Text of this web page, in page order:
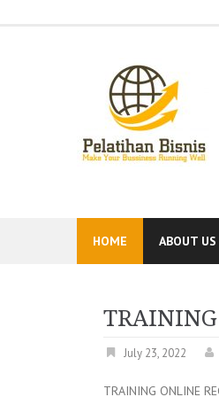
HOME ABOUT US
July 23, 2022
TRAINING ONLINE